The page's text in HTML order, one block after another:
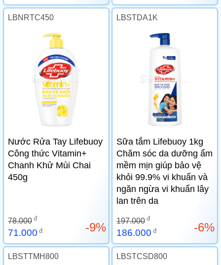
LBNRTC450
Nước Rửa Tay Lifebuoy
Công thức Vitamin+
Chanh Khử Mùi Chai
450g
78.000 đ
71.000 đ -9%
LBSTDA1K
Sữa tắm Lifebuoy 1kg
Chăm sóc da dưỡng ẩm
mềm mịn giúp bảo vệ
khỏi 99.9% vi khuẩn và
ngăn ngừa vi khuẩn lây
lan trên da
197.000 đ
186.000 đ -6%
LBSTTMH800 LBSTCSD800